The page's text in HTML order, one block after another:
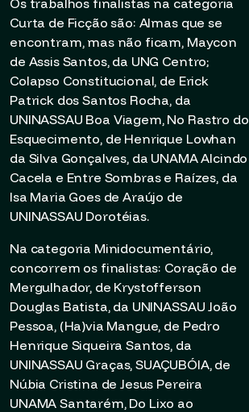
Curta de Ficção são: Almas que se
encontram, mas não ficam, Maycon
de Assis Santos, da UNG Centro;
Colapso Constitucional, de Erick
Patrick dos Santos Rocha, da
UNINASSAU Boa Viagem, No Rastro do
Esquecimento, de Henrique Lowhan
da Silva Gonçalves, da UNAMA Alcindo
Cacela e Entre Sombras e Raízes, da
Isa Maria Goes de Araújo de
UNINASSAU Dorotéias.
Na categoria Minidocumentário,
concorrem os finalistas: Coração de
Mergulhador, de Krystofferson
Douglas Batista, da UNINASSAU João
Pessoa, (Ha)via Mangue, de Pedro
Henrique Siqueira Santos, da
UNINASSAU Graças, SUAÇUBÓIA, de
Núbia Cristina de Jesus Pereira
UNAMA Santarém, Do Lixo ao